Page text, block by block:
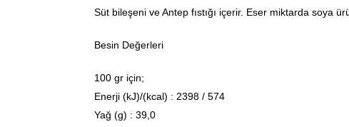
Süt bileşeni ve Antep fıstığı içerir. Eser miktarda soya
Besin Değerleri
100 gr için;
Enerji (kJ)/(kcal) : 2398 / 574
Yağ (g) : 39,0